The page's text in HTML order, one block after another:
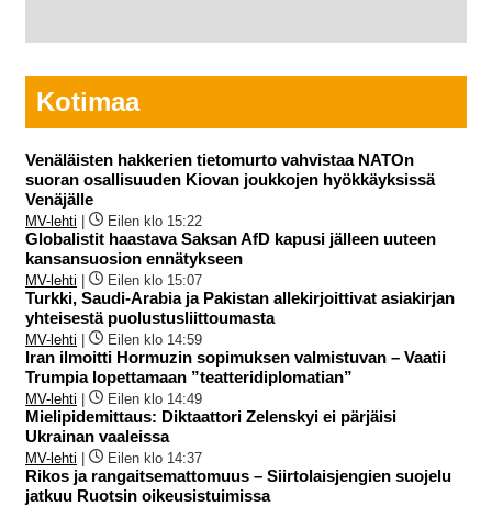
Kotimaa
Venäläisten hakkerien tietomurto vahvistaa NATOn
suoran osallisuuden Kiovan joukkojen hyökkäyksissä
Venäjälle
MV-lehti Eilen klo 15:22
Globalistit haastava Saksan AfD kapusi jälleen uuteen
kansansuosion ennätykseen
MV-lehti Eilen klo 15:07
Turkki, Saudi-Arabia ja Pakistan allekirjoittivat asiakirjan
yhteisestä puolustusliittoumasta
MV-lehti Eilen klo 14:59
Iran ilmoitti Hormuzin sopimuksen valmistuvan – Vaatii
Trumpia lopettamaan ”teatteridiplomatian”
MV-lehti Eilen klo 14:49
Mielipidemittaus: Diktaattori Zelenskyi ei pärjäisi
Ukrainan vaaleissa
MV-lehti Eilen klo 14:37
Rikos ja rangaitsemattomuus – Siirtolaisjengien suojelu
jatkuu Ruotsin oikeusistuimissa